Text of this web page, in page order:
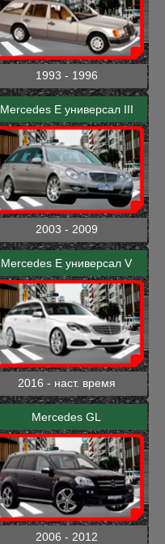
1993 - 1996
Mercedes E универсал III
2003 - 2009
Mercedes E универсал V
2016 - наст. время
Mercedes GL
2006 - 2012